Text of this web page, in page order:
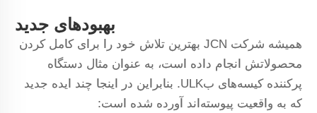
بهبودهای جدید
همیشه شرکت JCN بهترین تلاش خود را برای کامل کردن
محصولاتش انجام داده است، به عنوان مثال دستگاه
پرکننده کیسه‌های بULK. بنابراین در اینجا چند ایده جدید
که به واقعیت پیوسته‌اند آورده شده است: